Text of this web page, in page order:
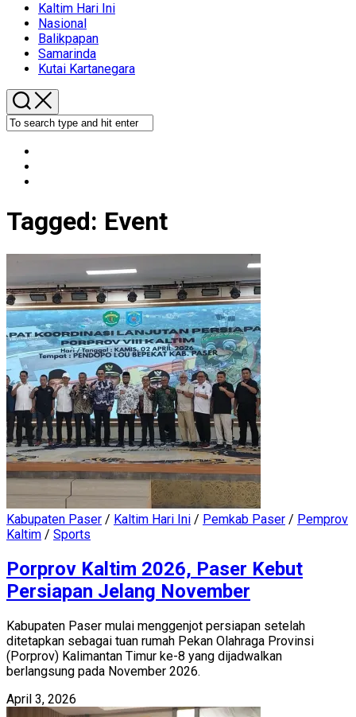
Kaltim Hari Ini
Nasional
Balikpapan
Samarinda
Kutai Kartanegara
Tagged: Event
Kabupaten Paser / Kaltim Hari Ini / Pemkab Paser / Pemprov
Kaltim / Sports
Porprov Kaltim 2026, Paser Kebut
Persiapan Jelang November
Kabupaten Paser mulai menggenjot persiapan setelah
ditetapkan sebagai tuan rumah Pekan Olahraga Provinsi
(Porprov) Kalimantan Timur ke-8 yang dijadwalkan
berlangsung pada November 2026.
April 3, 2026